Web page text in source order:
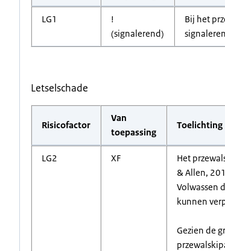
LG1
!
(signalerend)
Bij het
Letselschade
Risicofactor
Van
toepassing
Toelichting
LG2 XF
Het
& Allen,
Volwassen
kunnen
Gezien de